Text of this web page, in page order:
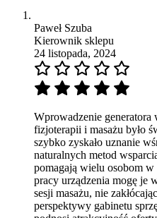
Paweł Szuba
Kierownik sklepu
24 listopada, 2024
Wprowadzenie
fizjoterapii i masażu było
szybko zyskało uznanie
naturalnych metod
pomagają wielu osobom
pracy urządzenia mogę je
sesji masażu, nie
perspektywy gabinetu